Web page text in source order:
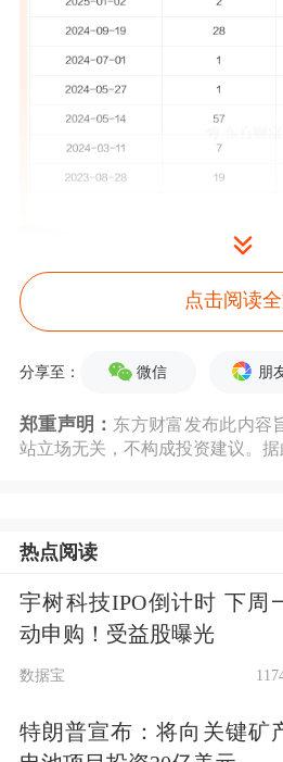
五粮液 5月7日公告称
过全景网参与本次业
经理、董事会秘书、
公司就以下问题进行了
资者在本次业绩说明
行了回复,整理如下:
标方面 (一)如何看待
白酒行业,尤其高端白
点击阅读
分享至： 微信 朋
郑重声明： 东方财富发布此内容
站立场无关，不构成投资建议。据
热点阅读
宇树科技IPO倒计时 下周
动申购！受益股曝光
数据宝
特朗普宣布：将向关键矿